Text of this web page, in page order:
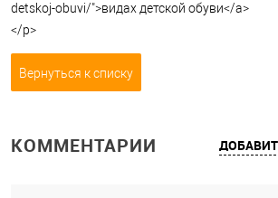
detskoj-obuvi/">видах детской обуви</a>
</p>
Вернуться к списку
КОММЕНТАРИИ